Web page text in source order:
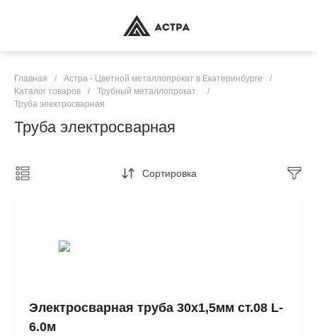
Главная / Астра - Цветной металлопрокат в Екатеринбурге
/
Каталог товаров
/ Трубный металлопрокат
/
Труба электросварная
Труба электросварная
Сортировка
Электросварная труба 30х1,5мм ст.08 L-
6.0м